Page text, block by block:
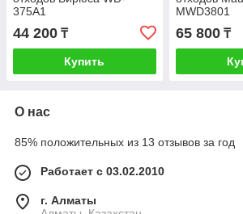
375A1
44 200 ₸
Купить
MWD3801
65 800₸
О нас
85% положительных из 13 отзывов за год
Работает с 03.02.2010
г. Алматы